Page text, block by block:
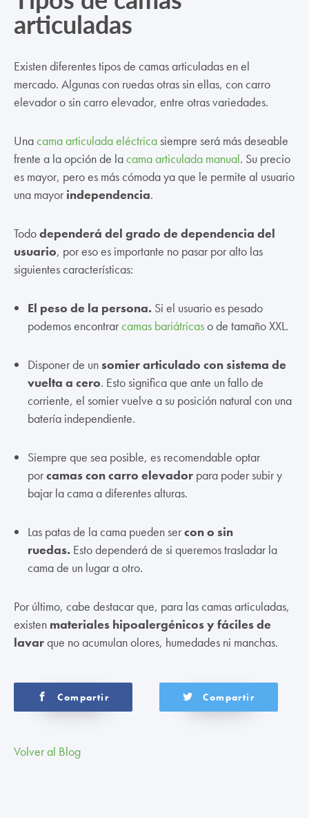
articuladas
Existen diferentes tipos de camas articuladas en el
mercado. Algunas con ruedas otras sin ellas, con carro
elevador o sin carro elevador, entre otras variedades.
Unacama articulada eléctricasiempre será más deseable
frente a la opción de lacama articulada manual. Su precio
es mayor, pero es más cómoda ya que le permite al usuario
una mayor independencia.
Tododependerá del grado de dependencia del
usuario, por eso es importante no pasar por alto las
siguientes características:
El peso de la persona. Si el usuario es pesado
podemos encontrarcamas bariátricaso de tamaño XXL.
Disponer de unsomier articulado con sistema de
vuelta a cero. Esto significa que ante un fallo de
corriente, el somier vuelve a su posición natural con una
batería independiente.
Siempre que sea posible, es recomendable optar
porcamas con carro elevador para poder subir y
bajar la cama a diferentes alturas.
Las patas de la cama pueden sercon o sin
ruedas. Esto dependerá de si queremos trasladar la
cama de un lugar a otro.
Por último, cabe destacar que, para las camas articuladas,
existen materiales hipoalergénicos y fáciles de
lavarque no acumulan olores, humedades ni manchas.
Compartir Compartir
Volver al Blog